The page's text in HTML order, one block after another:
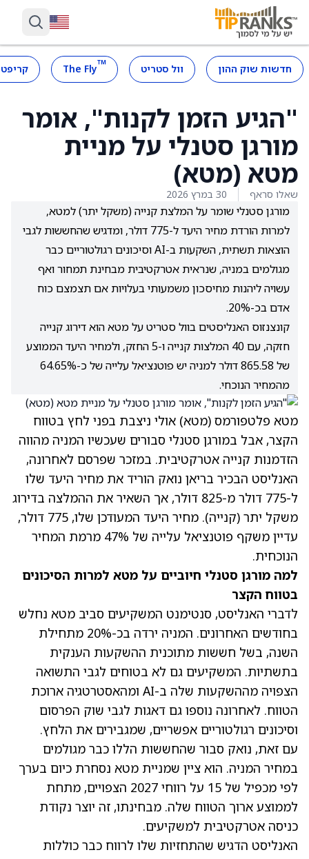
חדשות שוק ההון וול סטריט ™
The Fly
"הגיע הזמן לקנות", אומר
מורגן סטנלי על מניית
מטא (מטא)
שאלו סראף 30 במרץ 2026
מורגן סטנלי שומר על המלצת קנייה (משקל יתר) למטא,
למרות הורדת מחיר היעד ל-775 דולר, ומדגיש שהחששות לגבי
הוצאות תשתית, השקעות ב-AI וסיכונים רגולטוריים כבר
מגולמים במניה, שנראית אטרקטיבית מבחינת תמחור ואף
עשויה ליהנות מחיסכון משמעותי בעלויות אם תצמצם כוח
אדם בכ-20%.
קונצנזוס האנליסטים בוול סטריט על מטא הוא דירוג קנייה
חזקה, עם 40 המלצות קנייה ו-5 החזק, ולמחיר היעד הממוצע
של 865.58 דולר למניה יש פוטנציאל עלייה של כ-64.65%
מהמחיר הנוכחי.
מטא פלטפורמס (מטא) אולי ניצבת בפני לחץ בטווח
הקצר, אבל במורגן סטנלי סבורים שעכשיו המניה מהווה
הזדמנות קנייה אטרקטיבית. במזכר שפרסם לאחרונה,
האנליסט הבכיר בריאן נואק הוריד את מחיר היעד שלו
ל-775 דולר מ-825 דולר, אך השאיר את ההמלצה בדירוג
משקל יתר (קנייה). מחיר היעד המעודכן שלו, 775 דולר,
עדיין משקף פוטנציאל עלייה של 47% מרמת המחיר
הנוכחית.
למה מורגן סטנלי חיוביים על מטא למרות הסיכונים
בטווח הקצר
לדברי האנליסט, סנטימנט המשקיעים סביב מטא נחלש
בחודשים האחרונים. המניה ירדה בכ-20% מתחילת
השנה, בשל חששות מתוכנית ההשקעות הענקית
בתשתיות. המשקיעים גם לא בטוחים לגבי התשואה
הצפויה מההשקעות שלה ב-AI ומהאסטרטגיה ארוכת
הטווח. לאחרונה נוספו גם דאגות לגבי שוק הפרסום
וסיכונים רגולטוריים אפשריים, שמגבירים את הלחץ.
עם זאת, נואק סבור שהחששות הללו כבר מגולמים
במחיר המניה. הוא ציין שמניית מטא נסחרת כיום בערך
לפי מכפיל של 15 על רווחי 2027 הצפויים
, מתחת
לממוצע ארוך הטווח שלה. מבחינתו, זה יוצר נקודת
כניסה אטרקטיבית למשקיעים.
האנליסט הדגיש שהתחזיות שלו לרווח כבר כוללות